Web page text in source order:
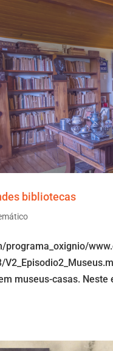
bibliotecas
programa_oxignio/
museus-casas.